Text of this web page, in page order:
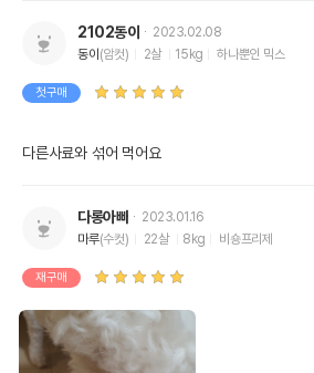
2102동이
2023.02.08
동이 (암컷) 2살 15kg 하나뿐인 믹스
첫구매
다른사료와 섞어 먹어요
다롱아빠
2023.01.16
마루(수컷) 22살 8kg 비숑프리제
재구매